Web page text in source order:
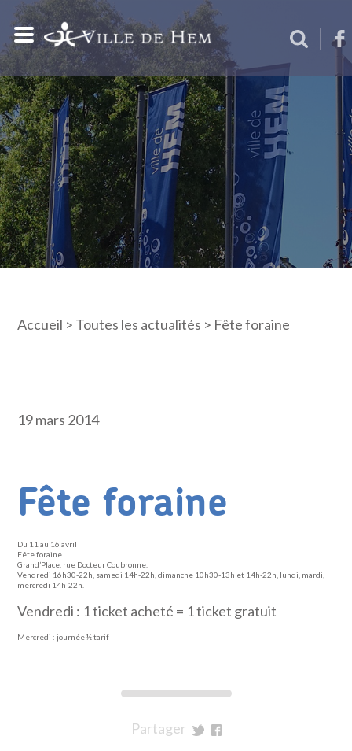
Accueil > Toutes les actualités > Fête foraine
19 mars 2014
Fête foraine
Du 11 au 16 avril
Fête foraine
Grand’Place, rue Docteur Coubronne.
Vendredi 16h30-22h, samedi 14h-22h, dimanche 10h30-13h et 14h-22h, lundi, mardi,
mercredi 14h-22h.
Vendredi : 1 ticket acheté = 1 ticket gratuit
Mercredi : journée ½ tarif
Partager